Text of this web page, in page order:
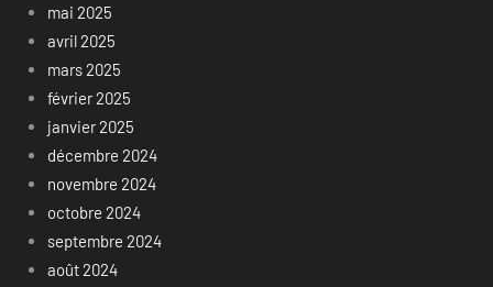
mai 2025
avril 2025
mars 2025
février 2025
janvier 2025
décembre 2024
novembre 2024
octobre 2024
septembre 2024
août 2024